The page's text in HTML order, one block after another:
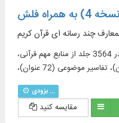
فلش
چند رسانه ای قرآن کریم
ارائه متن 903 عنوان کتاب و رساله در 3564 جلد از منابع مهم قرآنی،
همچون: تفاسیر ترتیبی (463 عنوان)، تفاسیر موضوعی (72 عنوان)،
ترجمه‌های قرآن (57 عنوان + 23 ترجمه برگرفته + 60 ترجمه خارجی در
قسمت دانشنامه)، منابع تفسیر و علوم قرآنی (319 عنوان)، فرهنگنامه‌ها (52
پرسمان‌های قرآنی (32 عنوان)
بزودی ...
مقایسه کنید